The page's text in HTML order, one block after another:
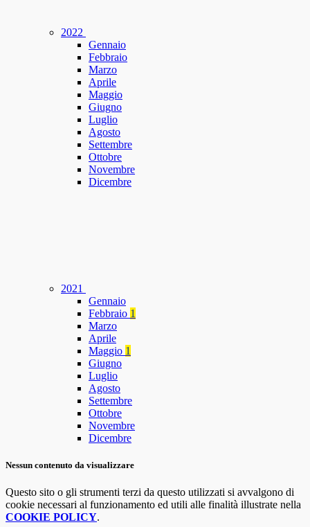
2022
Gennaio
Febbraio
Marzo
Aprile
Maggio
Giugno
Luglio
Agosto
Settembre
Ottobre
Novembre
Dicembre
2021
Gennaio
Febbraio 1
Marzo
Aprile
Maggio 1
Giugno
Luglio
Agosto
Settembre
Ottobre
Novembre
Dicembre
Nessun contenuto da visualizzare
Questo sito o gli strumenti terzi da questo utilizzati si avvalgono di
cookie necessari al funzionamento ed utili alle finalità illustrate nella
COOKIE POLICY.